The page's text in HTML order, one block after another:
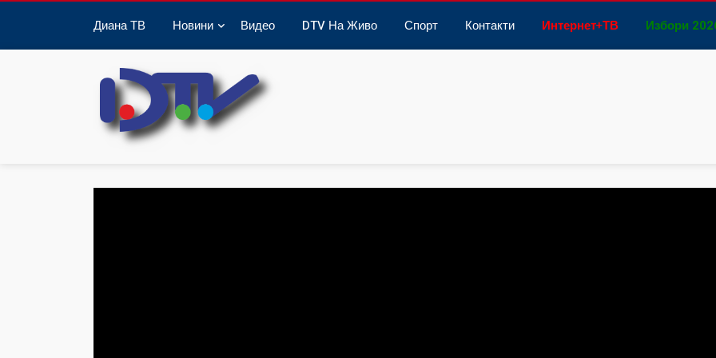
Диана ТВ Новини Видео DTV На Живо Спорт Контакти Интернет+ТВ Избори